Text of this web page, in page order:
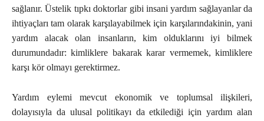
sağlanır. Üstelik tıpkı doktorlar gibi insani yardım sağlayanlar da
ihtiyaçları tam olarak karşılayabilmek için karşılarındakinin, yani
yardım alacak olan insanların, kim olduklarını iyi bilmek
durumundadır: kimliklere bakarak karar vermemek, kimliklere
karşı kör olmayı gerektirmez.
Yardım eylemi mevcut ekonomik ve toplumsal ilişkileri,
dolayısıyla da ulusal politikayı da etkilediği için yardım alan